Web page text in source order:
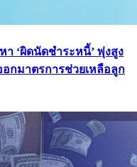
‘ผิดนัดชำระหนี้’ พุ่งสูง
กมาตรการช่วยเหลือลูก